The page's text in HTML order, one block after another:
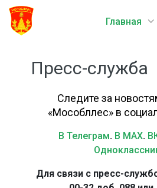
Главная
Пресс-служба
Следите за
«Мособллес» в
В Телеграм. В MAX.
Для связи с пресс-